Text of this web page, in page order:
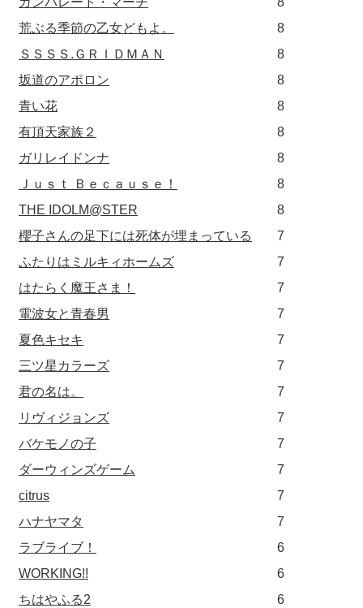
荒ぶる季節の乙女どもよ。
8
ＳＳＳＳ.ＧＲＩＤＭＡＮ
8
坂道のアポロン
8
青い花
8
有頂天家族２
8
ガリレイドンナ
8
Ｊｕｓｔ Ｂｅｃａｕｓｅ！
8
THE IDOLM@STER
8
櫻子さんの足下には死体が埋まっている
7
ふたりはミルキィホームズ
7
はたらく魔王さま！
7
電波女と青春男
7
夏色キセキ
7
三ツ星カラーズ
7
君の名は。
7
リヴィジョンズ
7
バケモノの子
7
ダーウィンズゲーム
7
citrus
7
ハナヤマタ
7
ラブライブ！
6
WORKING!!
6
ちはやふる2
6